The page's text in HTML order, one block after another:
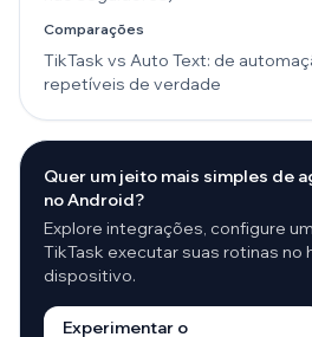
Comparações
TikTask vs Auto Text: de
repetíveis de verdade
Quer um jeito mais simples de
no Android?
Explore integrações, configure
TikTask executar suas rotinas no
dispositivo.
Experimentar o